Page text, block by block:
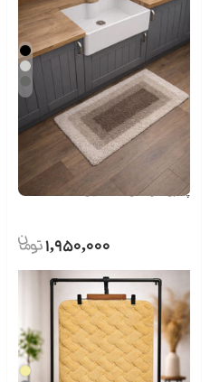
پادری حوله ای مستطیل
1,950,000